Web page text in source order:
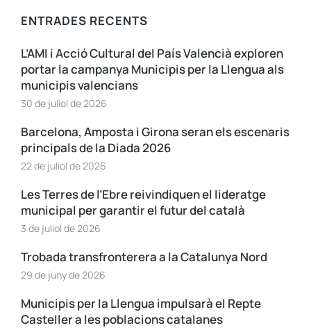
ENTRADES RECENTS
L’AMI i Acció Cultural del País Valencià exploren
portar la campanya Municipis per la Llengua als
municipis valencians
30 de juliol de 2026
Barcelona, Amposta i Girona seran els escenaris
principals de la Diada 2026
22 de juliol de 2026
Les Terres de l’Ebre reivindiquen el lideratge
municipal per garantir el futur del català
3 de juliol de 2026
Trobada transfronterera a la Catalunya Nord
29 de juny de 2026
Municipis per la Llengua impulsarà el Repte
Casteller a les poblacions catalanes